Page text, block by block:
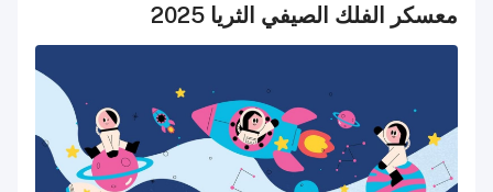
معسكر الفلك الصيفي الثريا 2025